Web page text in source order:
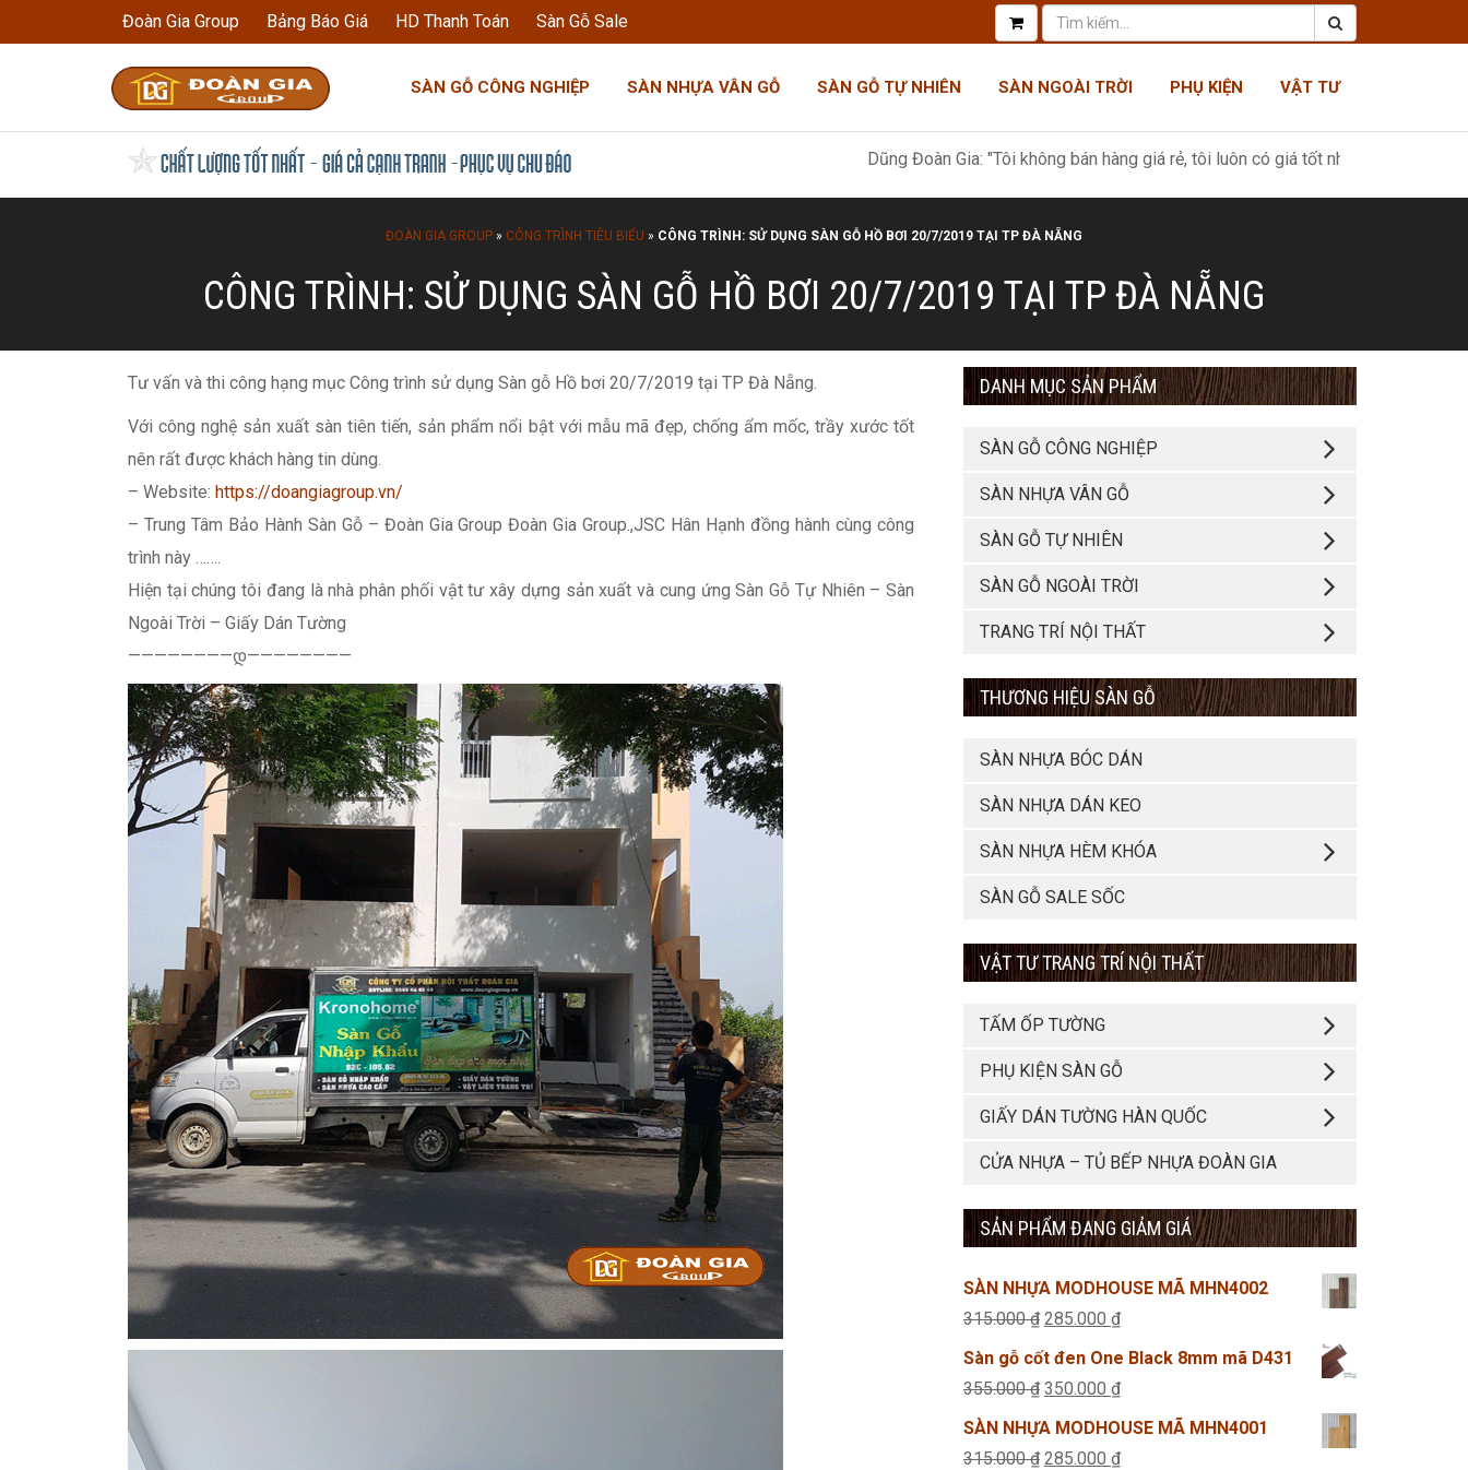
Đoàn Gia Group Bảng Báo Giá HD Thanh Toán Sàn Gỗ Sale
SÀN GỖ CÔNG NGHIỆP SÀN NHỰA VÂN GỖ SÀN GỖ TỰ NHIÊN SÀN NGOÀI TRỜI PHỤ KIỆN VẬT TƯ
Dũng Đoàn Gia: "Tôi không bán hàng giá rẻ, tôi luôn có giá tốt nhất, như một món quà tri ân
ĐOÀN GIA GROUP » CÔNG TRÌNH TIÊU BIỂU » CÔNG TRÌNH: SỬ DỤNG SÀN GỖ HỒ BƠI 20/7/2019 TẠI TP ĐÀ NẴNG
CÔNG TRÌNH: SỬ DỤNG SÀN GỖ HỒ BƠI 20/7/2019 TẠI TP ĐÀ NẴNG
Tư vấn và thi công hạng mục Công trình sử dụng Sàn gỗ Hồ bơi 20/7/2019 tại TP Đà Nẵng.
Với công nghệ sản xuất sàn tiên tiến, sản phẩm nổi bật với mẫu mã đẹp, chống ẩm mốc, trầy xước tốt
nên rất được khách hàng tin dùng.
– Website: https://doangiagroup.vn/
– Trung Tâm Bảo Hành Sàn Gỗ – Đoàn Gia Group Đoàn Gia Group.,JSC Hân Hạnh đồng hành cùng công
trình này …….
Hiện tại chúng tôi đang là nhà phân phối vật tư xây dựng sản xuất và cung ứng Sàn Gỗ Tự Nhiên – Sàn
Ngoài Trời – Giấy Dán Tường
————————დ————————
DANH MỤC SẢN PHẨM
SÀN GỖ CÔNG NGHIỆP
SÀN NHỰA VÂN GỖ
SÀN GỖ TỰ NHIÊN
SÀN GỖ NGOÀI TRỜI
TRANG TRÍ NỘI THẤT
THƯƠNG HIỆU SÀN GỖ
SÀN NHỰA BÓC DÁN
SÀN NHỰA DÁN KEO
SÀN NHỰA HÈM KHÓA
SÀN GỖ SALE SỐC
VẬT TƯ TRANG TRÍ NỘI THẤT
TẤM ỐP TƯỜNG
PHỤ KIỆN SÀN GỖ
GIẤY DÁN TƯỜNG HÀN QUỐC
CỬA NHỰA – TỦ BẾP NHỰA ĐOÀN GIA
SẢN PHẨM ĐANG GIẢM GIÁ
SÀN NHỰA MODHOUSE MÃ MHN4002
315.000₫ Giá
gốc
là:
285.000 ₫Giá
hiện
tại
285.000 ₫.
Sàn gỗ cốt đen One Black 8mm mã D431
355.000₫ Giá
gốc
là:
350.000 ₫Giá
hiện
tại
SÀN NHỰA MODHOUSE MÃ MHN4001
315.000₫ Giá
285.000 ₫Giá